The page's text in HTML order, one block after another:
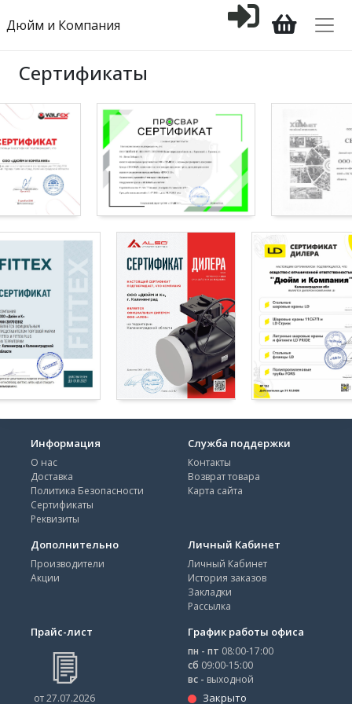
Дюйм и Компания
Сертификаты
Информация
О нас
Доставка
Политика Безопасности
Сертификаты
Реквизиты
Служба поддержки
Контакты
Возврат товара
Карта сайта
Дополнительно
Производители
Акции
Личный Кабинет
Личный Кабинет
История заказов
Закладки
Рассылка
Прайс-лист
от 27.07.2026
График работы офиса
пн - пт 08:00-17:00
сб 09:00-15:00
вс - выходной
Закрыто